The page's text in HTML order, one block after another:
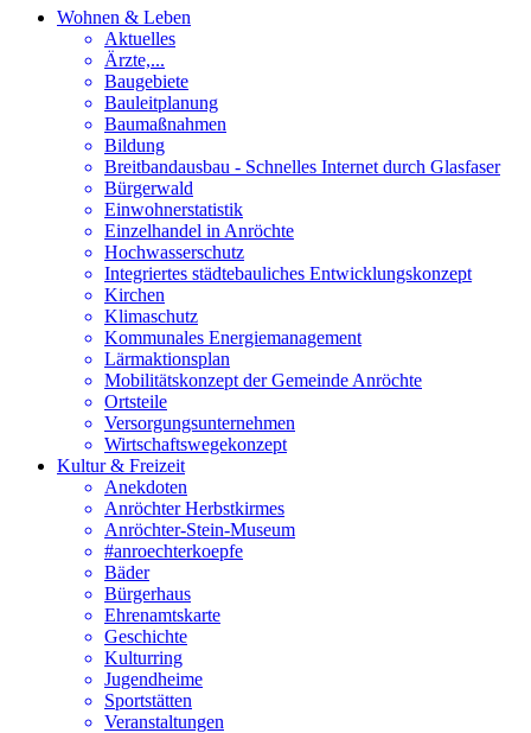
Wohnen & Leben
Aktuelles
Ärzte,...
Baugebiete
Bauleitplanung
Baumaßnahmen
Bildung
Breitbandausbau - Schnelles Internet durch Glasfaser
Bürgerwald
Einwohnerstatistik
Einzelhandel in Anröchte
Hochwasserschutz
Integriertes städtebauliches Entwicklungskonzept
Kirchen
Klimaschutz
Kommunales Energiemanagement
Lärmaktionsplan
Mobilitätskonzept der Gemeinde Anröchte
Ortsteile
Versorgungsunternehmen
Wirtschaftswegekonzept
Kultur & Freizeit
Anekdoten
Anröchter Herbstkirmes
Anröchter-Stein-Museum
#anroechterkoepfe
Bäder
Bürgerhaus
Ehrenamtskarte
Geschichte
Kulturring
Jugendheime
Sportstätten
Veranstaltungen